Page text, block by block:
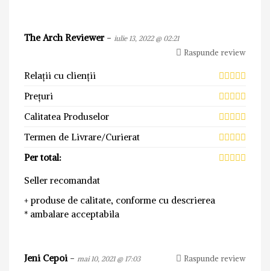
The Arch Reviewer - iulie 13, 2022 @ 02:21
Raspunde review
Relații cu clienții
Prețuri
Calitatea Produselor
Termen de Livrare/Curierat
Per total:
Seller recomandat
+ produse de calitate, conforme cu descrierea
* ambalare acceptabila
Jeni Cepoi - mai 10, 2021 @ 17:03 Raspunde review